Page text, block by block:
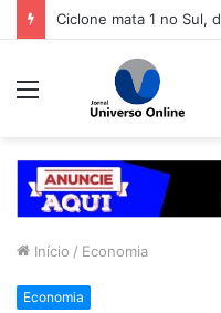
Menu
Início / Economia
Economia